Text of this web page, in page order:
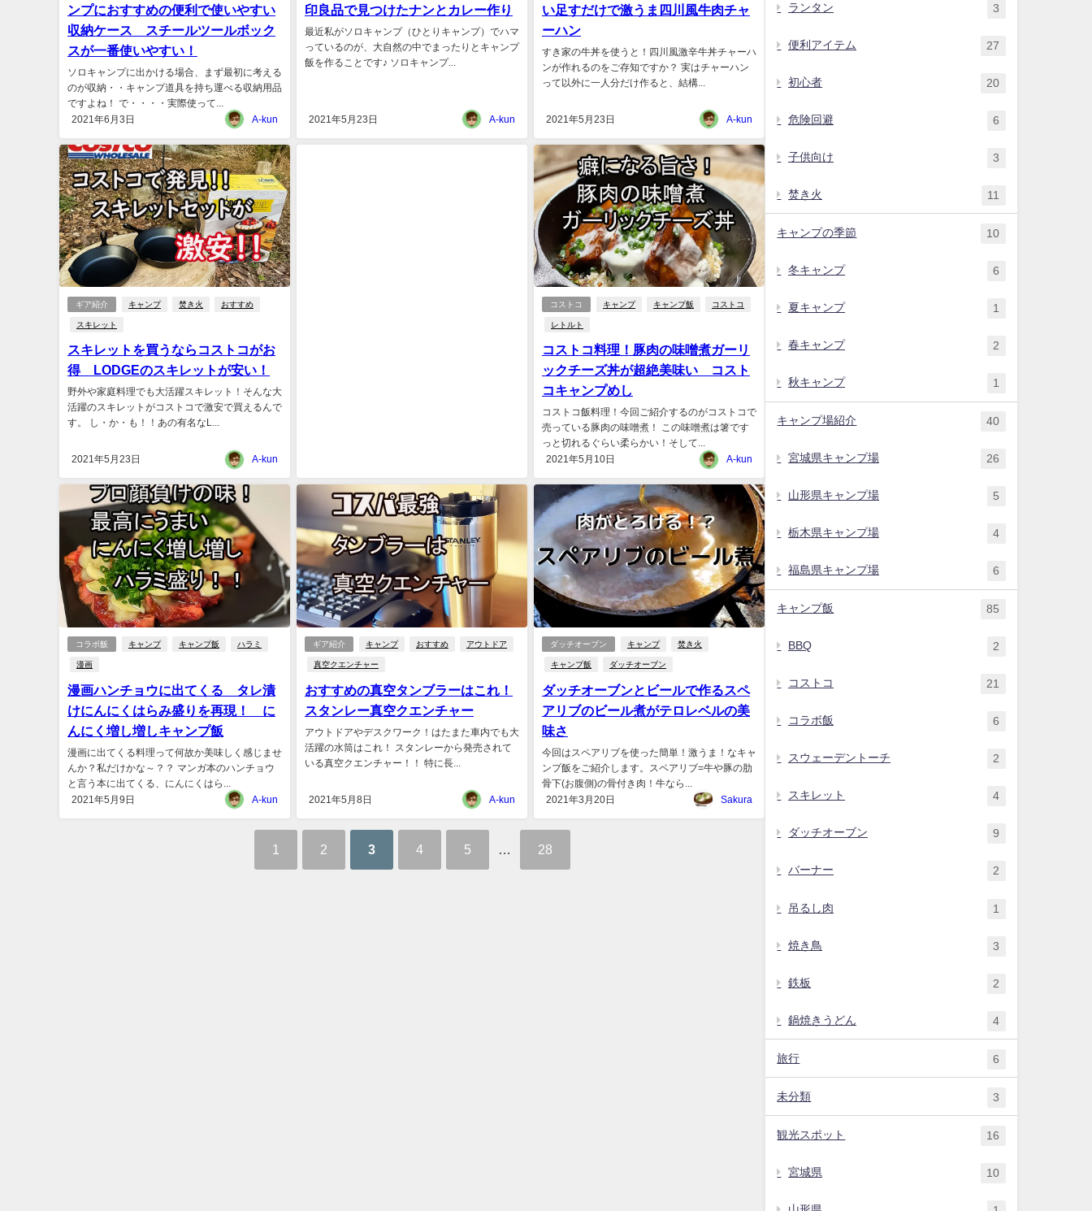
ンプにおすすめの便利で使いやすい
収納ケース スチールツールボック
スが一番使いやすい！
ソロキャンプに出かける場合、まず最初に考える
のが収納・・キャンプ道具を持ち運べる収納用品
ですよね！ で・・・・実際使って...
2021年6月3日
A-kun
印良品で見つけたナンとカレー作り
最近私がソロキャンプ（ひとりキャンプ）でハマ
っているのが、大自然の中でまったりとキャンプ
飯を作ることです♪ ソロキャンプ...
2021年5月23日 A-kun
い足すだけで激うま四川風牛肉チャ
ーハン
すき家の牛丼を使うと！四川風激辛牛丼チャーハ
ンが作れるのをご存知ですか？ 実はチャーハン
って以外に一人分だけ作ると、結構...
2021年5月23日 A-kun
ギア紹介 キャンプ 焚き火 おすすめ
スキレット
スキレットを買うならコストコがお
得 LODGEのスキレットが安い！
野外や家庭料理でも大活躍スキレット！そんな大
活躍のスキレットがコストコで激安で買えるんで
す。 し・か・も！！あの有名なL...
2021年5月23日 A-kun
コストコ キャンプ キャンプ飯 コストコ
レトルト
コストコ料理！豚肉の味噌煮ガーリ
ックチーズ丼が超絶美味い コスト
コキャンプめし
コストコ飯料理！今回ご紹介するのがコストコで
売っている豚肉の味噌煮！ この味噌煮は箸です
っと切れるぐらい柔らかい！そして...
2021年5月10日
A-kun
コラボ飯 キャンプ キャンプ飯 ハラミ
漫画
漫画ハンチョウに出てくる タレ漬
けにんにくはらみ盛りを再現！ に
んにく増し増しキャンプ飯
漫画に出てくる料理って何故か美味しく感じませ
んか？私だけかな～？？ マンガ本のハンチョウ
と言う本に出てくる、にんにくはら...
2021年5月9日
A-kun
ギア紹介 キャンプ おすすめ アウトドア
真空クエンチャー
おすすめの真空タンブラーはこれ！
スタンレー真空クエンチャー
アウトドアやデスクワーク！はたまた車内でも大
活躍の水筒はこれ！ スタンレーから発売されて
いる真空クエンチャー！！ 特に長...
2021年5月8日 A-kun
ダッチオーブン キャンプ 焚き火
キャンプ飯 ダッチオーブン
ダッチオーブンとビールで作るスペ
アリブのビール煮がテロレベルの美
味さ
今回はスペアリブを使った簡単！激うま！なキャ
ンプ飯をご紹介します。スペアリブ=牛や豚の肋
骨下(お腹側)の骨付き肉！牛なら...
2021年3月20日
Sakura
1 2 3 4 5 28
ランタン 3
便利アイテム 27
初心者 20
危険回避 6
子供向け 3
焚き火 11
キャンプの季節 10
冬キャンプ 6
夏キャンプ 1
春キャンプ 2
秋キャンプ 1
キャンプ場紹介 40
宮城県キャンプ場 26
山形県キャンプ場 5
栃木県キャンプ場 4
福島県キャンプ場 6
キャンプ飯 85
BBQ 2
コストコ 21
コラボ飯 6
スウェーデントーチ 2
スキレット 4
ダッチオーブン 9
バーナー 2
吊るし肉 1
焼き鳥 3
鉄板 2
鍋焼きうどん 4
旅行 6
未分類 3
観光スポット 16
宮城県 10